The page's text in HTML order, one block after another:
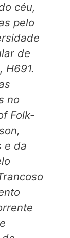
céu,
pelo
de
H691.
no
Folk-
e da